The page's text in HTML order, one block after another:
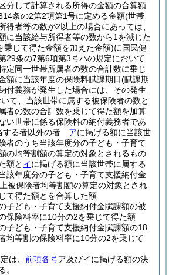
分して計算される所得の金額の合算額
条の2第2項第1号に定める金額(世帯
得者等の数が2以上の場合にあっては、
に当該給与所得者等の数から1を減じた
乗じて得た金額を加えた金額)に国民健
29条の7第6項第3号ハの規定において
定同一世帯所属者の数の合計数に乗じ
額に当該年度の保険料賦課期日(賦課期
付義務が発生した場合には、その発生
て、当該世帯に属する被保険者の数と
者の数の合計数を乗じて得た額を加算
い世帯に係る保険料の納付義務者であ
する者以外の者 アに掲げる額に当該世
者のうち当該年度分の子ども・子育て
の均等割額の算定の対象とされるもの
額と イに掲げる額に当該世帯に属する
該年度分の子ども・子育て支援納付金
被保険者均等割額の算定の対象とされ
て得た額とを合算した額
子ども・子育て支援納付金賦課額の被
保険料率に10分の2を乗じて得た額
子ども・子育て支援納付金賦課額の18
均等割の保険料率に10分の2を乗じて
は、 前項各号ア及びイに掲げる額の決
。